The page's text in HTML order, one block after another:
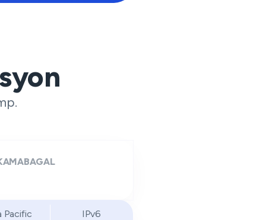
Pacific IPv6